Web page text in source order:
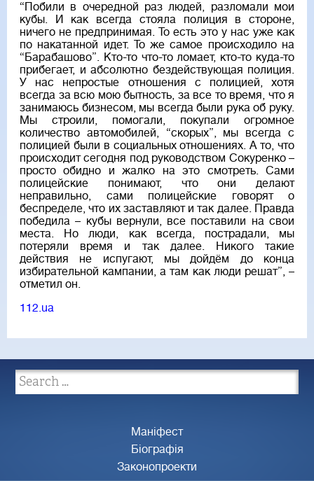
“Побили в очередной раз людей, разломали мои
кубы. И как всегда стояла полиция в стороне,
ничего не предпринимая. То есть это у нас уже как
по накатанной идет. То же самое происходило на
“Барабашово”. Кто-то что-то ломает, кто-то куда-то
прибегает, и абсолютно бездействующая полиция.
У нас непростые отношения с полицией, хотя
всегда за всю мою бытность, за все то время, что я
занимаюсь бизнесом, мы всегда были рука об руку.
Мы строили, помогали, покупали огромное
количество автомобилей, “скорых”, мы всегда с
полицией были в социальных отношениях. А то, что
происходит сегодня под руководством Сокуренко –
просто обидно и жалко на это смотреть. Сами
полицейские понимают, что они делают
неправильно, сами полицейские говорят о
беспределе, что их заставляют и так далее. Правда
победила – кубы вернули, все поставили на свои
места. Но люди, как всегда, пострадали, мы
потеряли время и так далее. Никого такие
действия не испугают, мы дойдём до конца
избирательной кампании, а там как люди решат”, –
отметил он.
112.ua
Маніфест
Біографія
Законопроекти